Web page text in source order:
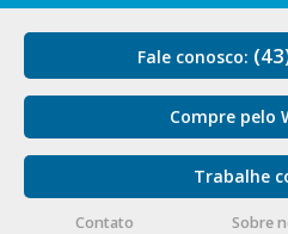
Fale conosco:
Compre pelo
Trabalhe
Contato Sobre